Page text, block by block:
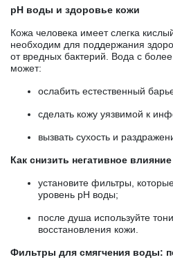
pH воды и здоровье кожи
Кожа человека имеет слегка
необходим для поддержания
от вредных бактерий. Вода с
может:
ослабить естественный
сделать кожу уязвимой к
вызвать сухость и
Как снизить негативное
установите фильтры,
уровень pH воды;
после душа используйте
восстановления кожи.
Фильтры для смягчения воды: